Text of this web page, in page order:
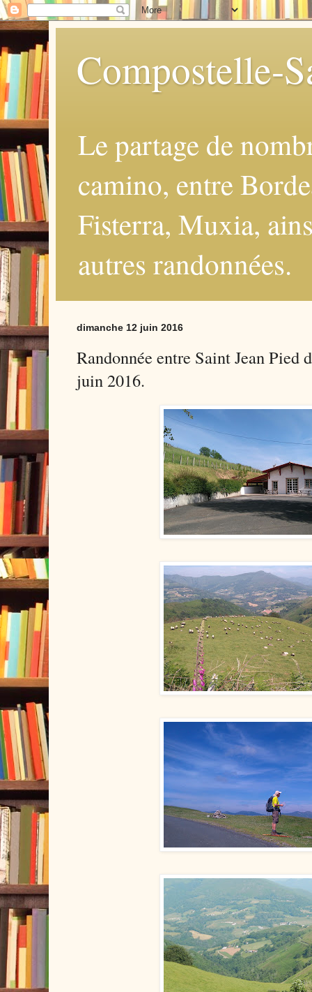
Compostelle-
Le partage de
camino, entre
Fisterra, Muxia,
autres randonnées.
dimanche 12 juin 2016
Randonnée entre Saint Jean Pied
juin 2016.